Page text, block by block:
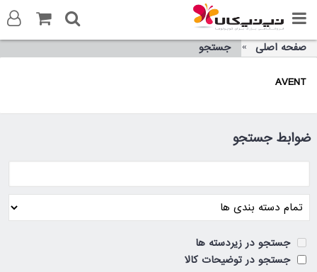
صفحه اصلی جستجو
AVENT
ضوابط جستجو
جستجو در زیردسته ها
جستجو در توضیحات کالا